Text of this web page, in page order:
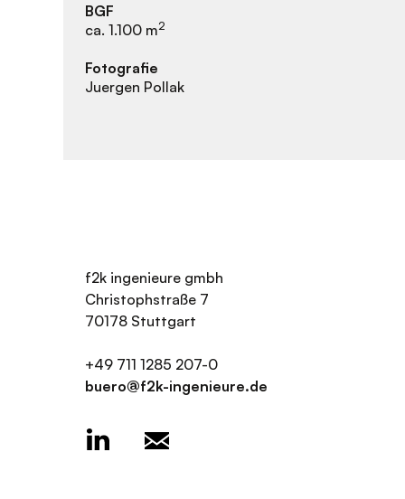
BGF
ca. 1.100 m2
Fotografie
Juergen Pollak
f2k ingenieure gmbh
Christophstraße 7
70178 Stuttgart
+49 711 1285 207-0
buero@f2k-ingenieure.de